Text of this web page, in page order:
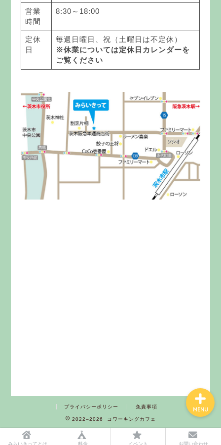
営業
時間
8:30～18:00
定休
日
毎週日曜日、祝（土曜日は不定休）
※休業については定休日カレンダーを
ご覧ください
プライバシーポリシー 免責事項
2022–2026 コワーキングカフェ
みらいきってとは 料金 イベント お問い合わせ
MENU